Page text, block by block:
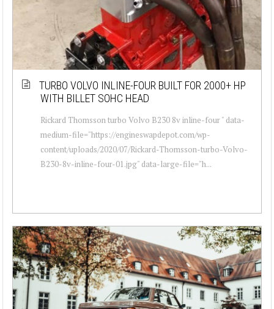
TURBO VOLVO INLINE-FOUR BUILT FOR 2000+ HP
WITH BILLET SOHC HEAD
Rickard Thomsson turbo Volvo B230 8v inline-four " data-
medium-file="https://engineswapdepot.com/wp-
content/uploads/2020/07/Rickard-Thomsson-turbo-Volvo-
B230-8v-inline-four-01.jpg" data-large-file="h...